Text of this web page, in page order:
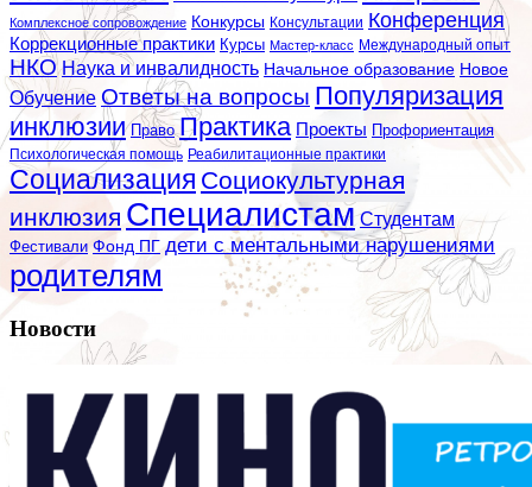
Комплексное сопровождение Конкурсы Консультации Конференция
Коррекционные практики Курсы Мастер-класс Международный опыт
НКО Наука и инвалидность Начальное образование Новое
Обучение Ответы на вопросы Популяризация
инклюзии Право Практика Проекты Профориентация
Психологическая помощь Реабилитационные практики
Социализация Социокультурная
инклюзия Специалистам Студентам
Фестивали Фонд ПГ дети с ментальными нарушениями
родителям
Новости